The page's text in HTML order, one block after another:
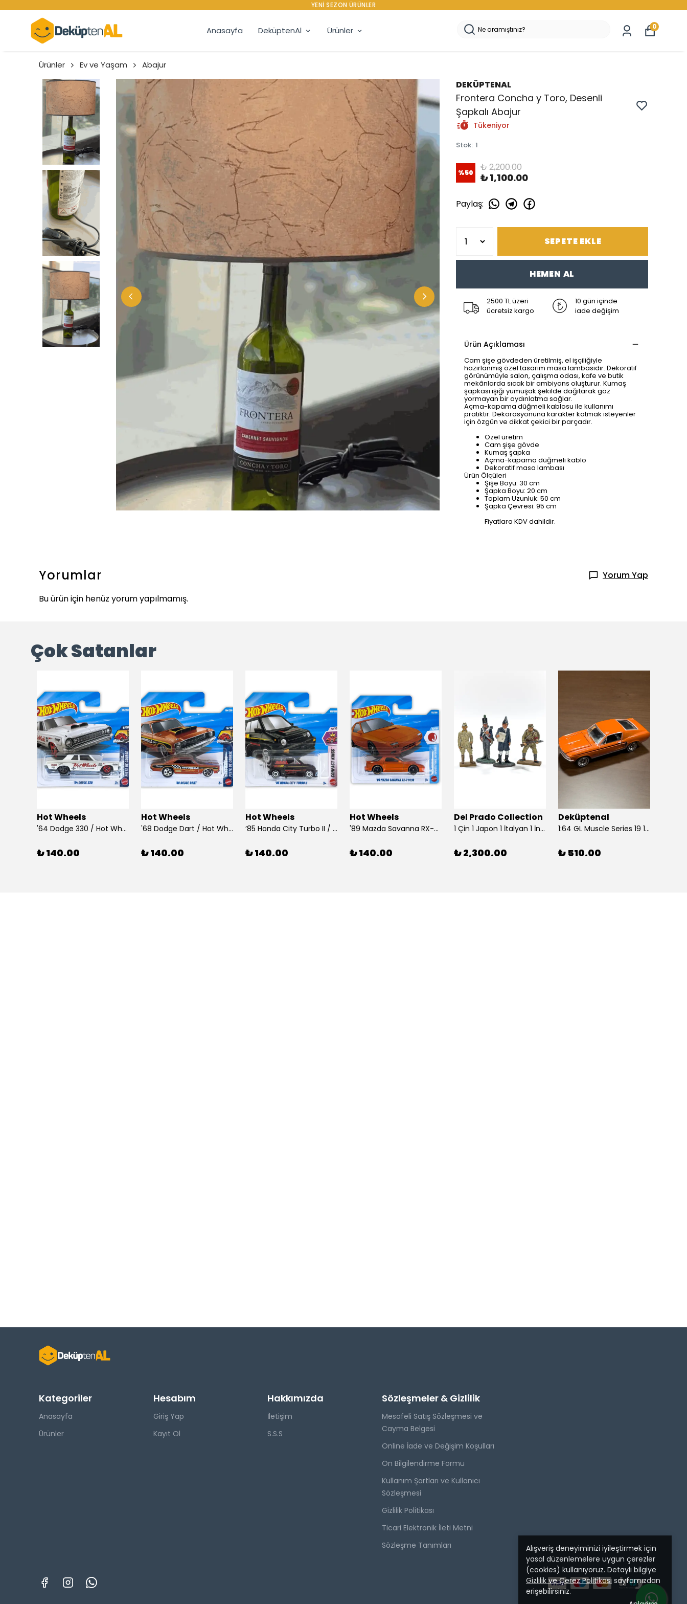
YENI SEZON ÜRÜNLER
Anasayfa DeküptenAl Ürünler 0
Alışveriş deneyiminizi iyileştirmek için
yasal düzenlemelere uygun çerezler
(cookies) kullanıyoruz. Detaylı bilgiye
Gizlilik ve Çerez Politikası sayfamızdan
erişebilirsiniz.
Ürünler Ev ve Yaşam Abajur
DEKÜPTENAL
Frontera Concha y Toro, Desenli
Şapkalı Abajur
Tükeniyor
Stok: 1
%50 ₺ 2,200.00
₺ 1,100.00
Paylaş:
SEPETE EKLE
HEMEN AL
2500 TL üzeri
ücretsiz kargo
10 gün içinde
iade değişim
Ürün Açıklaması
Cam şişe gövdeden üretilmiş, el işçiliğiyle
hazırlanmış özel tasarım masa lambasıdır. Dekoratif
görünümüyle salon, çalışma odası, kafe ve butik
mekânlarda sıcak bir ambiyans oluşturur. Kumaş
şapkası ışığı yumuşak şekilde dağıtarak göz
yormayan bir aydınlatma sağlar.
Açma-kapama düğmeli kablosu ile kullanımı
pratiktir. Dekorasyonuna karakter katmak isteyenler
için özgün ve dikkat çekici bir parçadır.
Özel üretim
Cam şişe gövde
Kumaş şapka
Açma-kapama düğmeli kablo
Dekoratif masa lambası
Ürün Ölçüleri
Şişe Boyu: 30 cm
Şapka Boyu: 20 cm
Toplam Uzunluk: 50 cm
Şapka Çevresi: 95 cm
Fiyatlara KDV dahildir.
Yorumlar
Yorum Yap
Bu ürün için henüz yorum yapılmamış.
Çok Satanlar
Hot Wheels
'64 Dodge 330 / Hot Wheels
₺ 140.00
Hot Wheels
'68 Dodge Dart / Hot Wheels
₺ 140.00
Hot Wheels
’85 Honda City Turbo II / Hot Wheels
₺ 140.00
Hot Wheels
'89 Mazda Savanna RX-7 FC3S / Hot Wheels
₺ 140.00
Del Prado Collection
1 Çin 1 Japon 1 İtalyan 1 İngiliz Askeri (Del Prado Collection)
₺ 2,300.00
Deküptenal
1:64 GL Muscle Series 19 1968 Ford Mustang GT Madagascar Orange Diecast Model Araba
₺ 510.00
Kategoriler
Anasayfa
Ürünler
Hesabım
Giriş Yap
Kayıt Ol
Hakkımızda
İletişim
S.S.S
Sözleşmeler & Gizlilik
Mesafeli Satış Sözleşmesi ve
Cayma Belgesi
Online İade ve Değişim Koşulları
Ön Bilgilendirme Formu
Kullanım Şartları ve Kullanıcı
Sözleşmesi
Gizlilik Politikası
Ticari Elektronik İleti Metni
Sözleşme Tanımları